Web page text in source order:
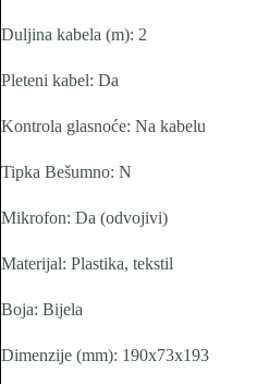
Duljina kabela (m): 2
Pleteni kabel: Da
Kontrola glasnoće: Na kabelu
Tipka Bešumno: N
Mikrofon: Da (odvojivi)
Materijal: Plastika, tekstil
Boja: Bijela
Dimenzije (mm): 190x73x193